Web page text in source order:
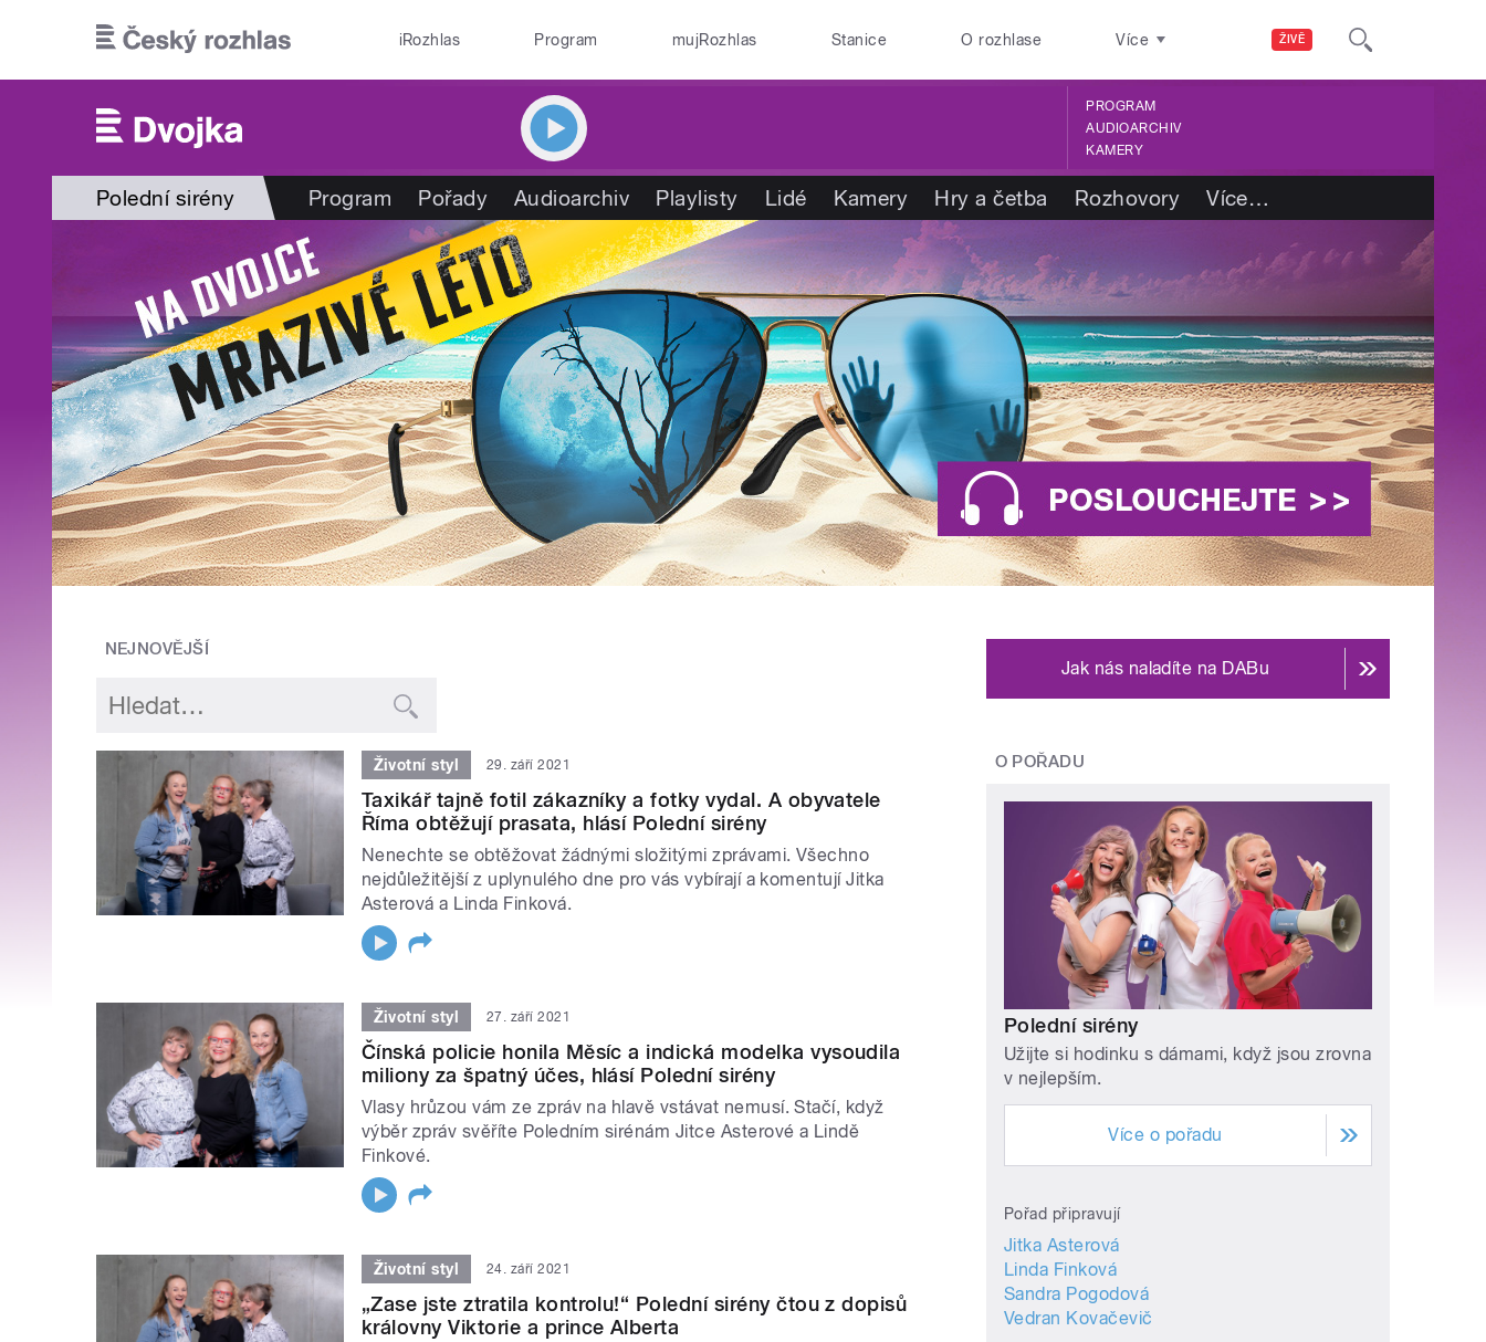
ŽIVĚ
iRozhlas Program mujRozhlas Stanice O rozhlase Více
PROGRAM
AUDIOARCHIV
KAMERY
Polední sirény Program Pořady Audioarchiv Playlisty Lidé Kamery Hry a četba Rozhovory Více…
NEJNOVĚJŠÍ
Životní styl 29. září 2021
Taxikář tajně fotil zákazníky a fotky vydal. A obyvatele
Říma obtěžují prasata, hlásí Polední sirény
Nenechte se obtěžovat žádnými složitými zprávami. Všechno
nejdůležitější z uplynulého dne pro vás vybírají a komentují Jitka
Asterová a Linda Finková.
Životní styl 27. září 2021
Čínská policie honila Měsíc a indická modelka vysoudila
miliony za špatný účes, hlásí Polední sirény
Vlasy hrůzou vám ze zpráv na hlavě vstávat nemusí. Stačí, když
výběr zpráv svěříte Poledním sirénám Jitce Asterové a Lindě
Finkové.
Životní styl 24. září 2021
„Zase jste ztratila kontrolu!“ Polední sirény čtou z dopisů
královny Viktorie a prince Alberta
Jak nás naladíte na DABu
O POŘADU
Polední sirény
Užijte si hodinku s dámami, když jsou zrovna
v nejlepším.
Více o pořadu
Pořad připravují
Jitka Asterová
Linda Finková
Sandra Pogodová
Vedran Kovačevič